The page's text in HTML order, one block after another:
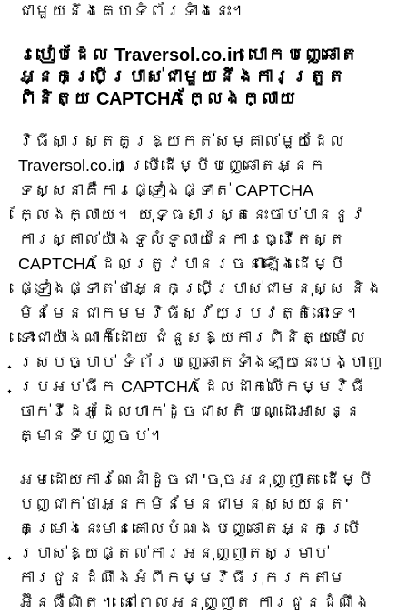
ជាមួយនឹងគេហទំព័រទាំងនេះ។
របៀបដែល Traversol.co.in បោកបញ្ឆោត
អ្នកប្រើប្រាស់ជាមួយនឹងការត្រួត
ពិនិត្យ CAPTCHA ក្លែងក្លាយ
វិធីសាស្រ្តគួរឱ្យកត់សម្គាល់មួយដែល
Traversol.co.in ប្រើដើម្បីបញ្ឆោតអ្នក
ទស្សនាគឺការផ្ទៀងផ្ទាត់ CAPTCHA
ក្លែងក្លាយ។ យុទ្ធសាស្ត្រនេះចាប់បាននូវ
ការស្គាល់យ៉ាងទូលំទូលាយនៃការធ្វើតេស្ត
CAPTCHA ដែលត្រូវបានរចនាឡើងដើម្បី
ផ្ទៀងផ្ទាត់ថាអ្នកប្រើប្រាស់ជាមនុស្ស និង
មិនមែនជាកម្មវិធីស្វ័យប្រវត្តិនោះទេ។
ទោះជាយ៉ាងណាក៏ដោយ ជំនួសឱ្យការពិនិត្យមើល
ស្របច្បាប់ ទំព័របញ្ឆោតទាំងឡាយនេះបង្ហាញ
ប្រអប់ធីក CAPTCHA ដែលដាក់លើកម្មវិធី
ចាក់វីដេអូដែលហាក់ដូចជាសតិបណ្ដោះអាសន្ន
គ្មានទីបញ្ចប់។
អមដោយការណែនាំដូចជា 'ចុចអនុញ្ញាត ដើម្បី
បញ្ជាក់ថាអ្នកមិនមែនជាមនុស្សយន្ត'
គម្រោងនេះមានគោលបំណងបញ្ឆោតអ្នកប្រើ
ប្រាស់ឱ្យផ្តល់ការអនុញ្ញាតសម្រាប់
ការជូនដំណឹងអំពីកម្មវិធីរុករកតាម
អ៊ីនធឺណិត។ នៅពេលអនុញ្ញាត ការជូនដំណឹង